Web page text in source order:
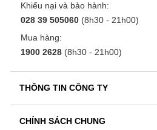
Khiếu nại và bảo hành:
028 39 505060 (8h30 - 21h00)
Mua hàng:
1900 2628 (8h30 - 21h00)
THÔNG TIN CÔNG TY
CHÍNH SÁCH CHUNG